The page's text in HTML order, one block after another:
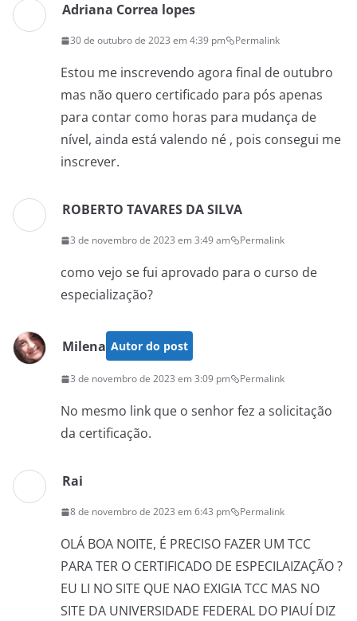
Adriana Correa lopes
30 de outubro de 2023 em 4:39 pm Permalink
Estou me inscrevendo agora final de outubro
mas não quero certificado para pós apenas
para contar como horas para mudança de
nível, ainda está valendo né , pois consegui me
inscrever.
ROBERTO TAVARES DA SILVA
3 de novembro de 2023 em 3:49 am Permalink
como vejo se fui aprovado para o curso de
especialização?
Milena Autor do post
3 de novembro de 2023 em 3:09 pm Permalink
No mesmo link que o senhor fez a solicitação
da certificação.
Rai
8 de novembro de 2023 em 6:43 pm Permalink
OLÁ BOA NOITE, É PRECISO FAZER UM TCC
PARA TER O CERTIFICADO DE ESPECILAIZAÇÃO ?
EU LI NO SITE QUE NAO EXIGIA TCC MAS NO
SITE DA UNIVERSIDADE FEDERAL DO PIAUÍ DIZ